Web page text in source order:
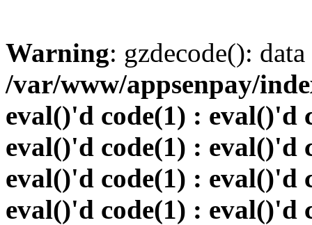
Warning: gzdecode():
/var/www/appsenpay/
eval()'d code(1) : eval()'d
eval()'d code(1) : eval()'d
eval()'d code(1) : eval()'d
eval()'d code(1) : eval()'d